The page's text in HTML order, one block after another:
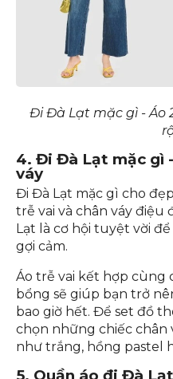
Đi Đà Lạt mặc gì - Áo
4. Đi Đà Lạt mặc gì
váy
Đi Đà Lạt mặc gì cho
trễ vai và chân váy điệu
Lạt là cơ hội tuyệt vời
gợi cảm.
Áo trễ vai kết hợp cùng
bổng sẽ giúp bạn trở
bao giờ hết. Để set đồ